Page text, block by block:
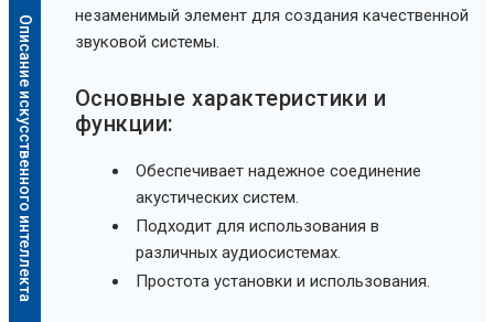
Описание искусственного интеллекта
незаменимый элемент для создания качественной
звуковой системы.
Основные характеристики и
функции:
Обеспечивает надежное соединение
акустических систем.
Подходит для использования в
различных аудиосистемах.
Простота установки и использования.